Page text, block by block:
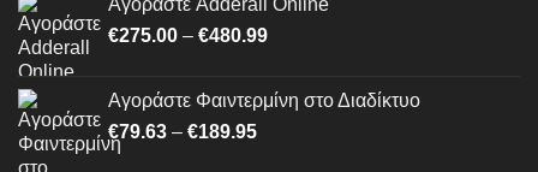
€420.00.είναι:
€360.00.
Αγοράστε Adderall Online
€275.00 – €480.99Price
through
Αγοράστε Φαιντερμίνη στο Διαδίκτυο
€79.63 – €189.95Price